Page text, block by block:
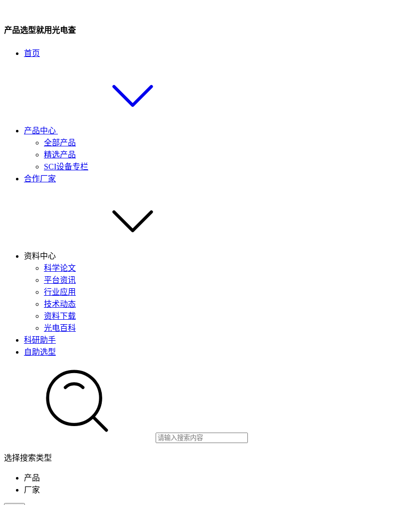
产品选型就用光电查
首页
产品中心
全部产品
精选产品
SCI设备专栏
合作厂家
资料中心
科学论文
平台资讯
行业应用
技术动态
资料下载
光电百科
科研助手
自助选型
选择搜索类型
产品
厂家